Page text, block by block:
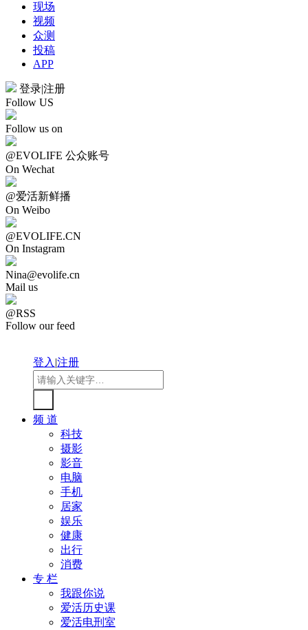
现场
视频
众测
投稿
APP
登录|注册
Follow US
Follow us on
@EVOLIFE 公众账号
On Wechat
@爱活新鲜播
On Weibo
@EVOLIFE.CN
On Instagram
Nina@evolife.cn
Mail us
@RSS
Follow our feed
登入|注册
频 道
科技
摄影
影音
电脑
手机
居家
娱乐
健康
出行
消费
专 栏
我跟你说
爱活历史课
爱活电刑室